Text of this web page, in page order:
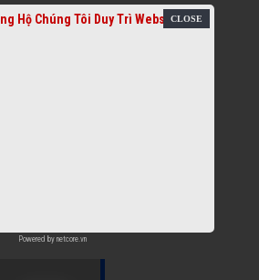
Khuya-Minh
Trọng Hữu
Hộ Chúng Tôi Duy Trì Website
Powered by netcore.vn